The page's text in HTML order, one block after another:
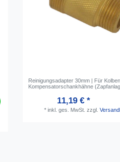
Reinigungsadapter 30mm | Für
Kompensatorschankhähne
11,19 € *
* inkl. ges. MwSt. zzgl.